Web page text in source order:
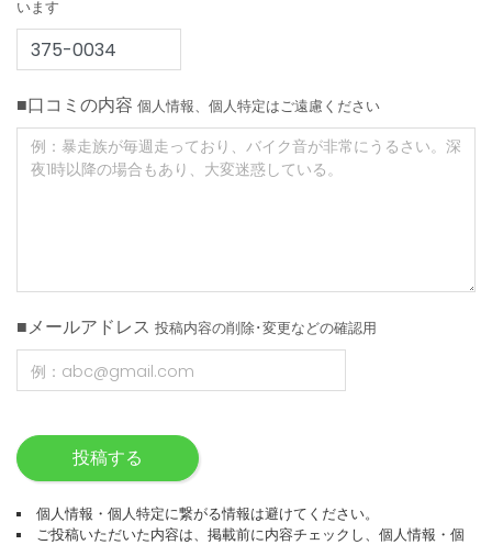
います
■口コミの内容 個人情報、個人特定はご遠慮ください
■メールアドレス 投稿内容の削除･変更などの確認用
投稿する
個人情報・個人特定に繋がる情報は避けてください。
ご投稿いただいた内容は、掲載前に内容チェックし、個人情報・個